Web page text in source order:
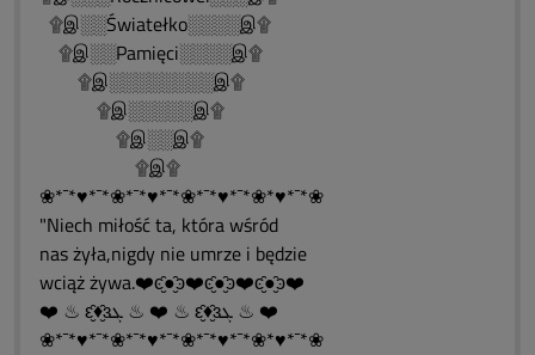
۩இ░░Światełko░░░░இ۩
۩இ░░Pamięci░░░░இ۩
۩இ░░░░░░░░இ۩
۩இ░░░░░இ۩
۩இ░░இ۩
۩இ۩
❀*¯*♥*¯*❀*¯*♥*¯*❀*¯*♥*¯*❀*♥*¯*❀
"Niech miłość ta, która wśród
nas żyła,nigdy nie umrze i będzie
wciąż żywa.❤️ͼ̮̑●̮̑ͽ❤️ͼ̮̑●̮̑ͽ❤️ͼ̮̑●̮̑ͽ❤️
❤️ ♨ ԑ̮̑♦̮̑ɜܓ ♨ ❤️ ♨ ԑ̮̑♦̮̑ɜܓ ♨ ❤️
❀*¯*♥*¯*❀*¯*♥*¯*❀*¯*♥*¯*❀*♥*¯*❀